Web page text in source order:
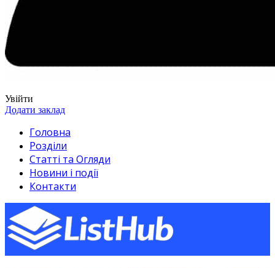
Увійти
Додати заклад
Головна
Розділи
Статті та Огляди
Новини і події
Контакти